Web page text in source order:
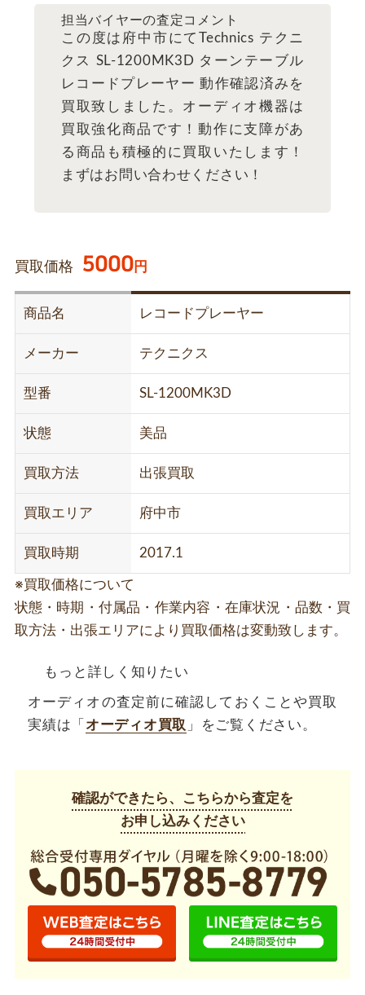
担当バイヤーの査定コメント
この度は府中市にてTechnics テクニ
クス SL-1200MK3D ターンテーブル
レコードプレーヤー 動作確認済みを
買取致しました。オーディオ機器は
買取強化商品です！動作に支障があ
る商品も積極的に買取いたします！
まずはお問い合わせください！
買取価格 5000円
商品名 レコードプレーヤー
メーカー テクニクス
型番 SL-1200MK3D
状態 美品
買取方法 出張買取
買取エリア 府中市
買取時期 2017.1
※買取価格について
状態・時期・付属品・作業内容・在庫状況・品数・買
取方法・出張エリアにより買取価格は変動致します。
もっと詳しく知りたい
オーディオの査定前に確認しておくことや買取
実績は「 オーディオ買取 」をご覧ください。
確認ができたら、こちらから査定を
お申し込みください